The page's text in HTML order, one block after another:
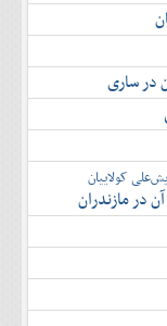
در ساری
کولاییان
در مازندران